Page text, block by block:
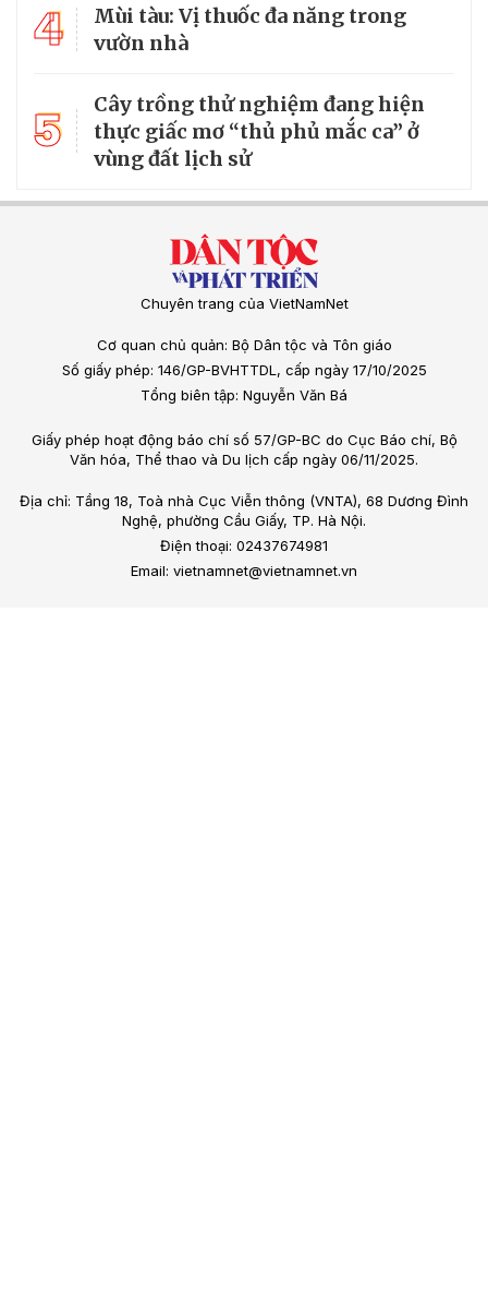
4
Mùi tàu: Vị thuốc đa năng trong
vườn nhà
5
Cây trồng thử nghiệm đang hiện
thực giấc mơ “thủ phủ mắc ca” ở
vùng đất lịch sử
Chuyên trang của VietNamNet
Cơ quan chủ quản: Bộ Dân tộc và Tôn giáo
Số giấy phép: 146/GP-BVHTTDL, cấp ngày 17/10/2025
Tổng biên tập: Nguyễn Văn Bá
Giấy phép hoạt động báo chí số 57/GP-BC do Cục Báo chí, Bộ
Văn hóa, Thể thao và Du lịch cấp ngày 06/11/2025.
Địa chỉ: Tầng 18, Toà nhà Cục Viễn thông (VNTA), 68 Dương Đình
Nghệ, phường Cầu Giấy, TP. Hà Nội.
Điện thoại: 02437674981
Email: vietnamnet@vietnamnet.vn